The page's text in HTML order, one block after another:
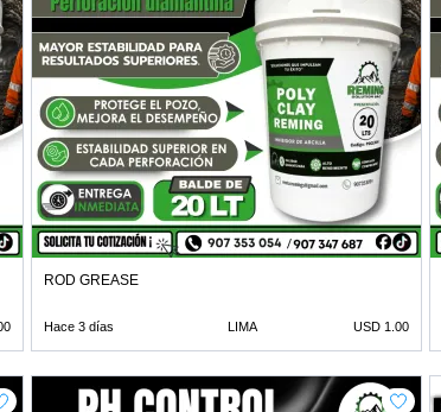
ROD GREASE
Hace 3 días LIMA USD 1.00